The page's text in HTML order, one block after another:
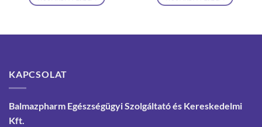
KAPCSOLAT
Balmazpharm Egészségügyi Szolgáltató és Kereskedelmi
Kft.